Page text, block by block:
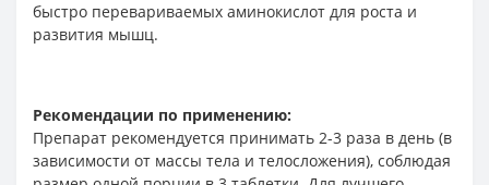
быстро перевариваемых аминокислот для роста и
развития мышц.
Рекомендации по применению:
Препарат рекомендуется принимать 2-3 раза в день (в
зависимости от массы тела и телосложения), соблюдая